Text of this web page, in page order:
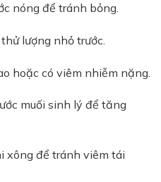
nóng để tránh bỏng.
lượng nhỏ trước.
hoặc có viêm nhiễm nặng.
muối sinh lý để tăng
xông để tránh viêm tái